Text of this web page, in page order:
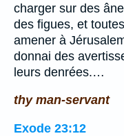
charger sur des
des figues, et
amener à
donnai des
leurs denrées.…
thy man-servant
Exode 23:12